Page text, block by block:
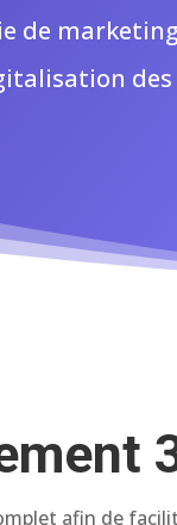
de
des
afin de